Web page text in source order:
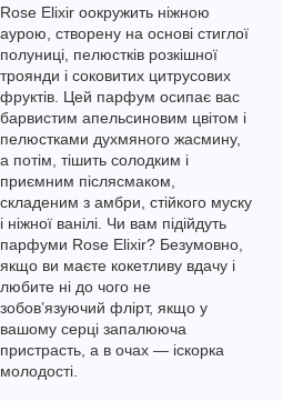
Rose Elixir оокружить ніжною
аурою, створену на основі стиглої
полуниці, пелюстків розкішної
троянди і соковитих цитрусових
фруктів. Цей парфум осипає вас
барвистим апельсиновим цвітом і
пелюстками духмяного жасмину,
а потім, тішить солодким і
приємним післясмаком,
складеним з амбри, стійкого муску
і ніжної ванілі. Чи вам підійдуть
парфуми Rose Elixir? Безумовно,
якщо ви маєте кокетливу вдачу і
любите ні до чого не
зобов’язуючий флірт, якщо у
вашому серці запалююча
пристрасть, а в очах — іскорка
молодості.